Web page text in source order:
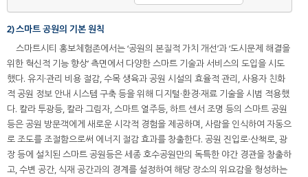
2) 스마트 공원의 기본 원칙
스마트시티 홍보체험존에서는 ‘공원의 본질적 가치 개선’과 ‘도시문제 해결을
위한 혁신적 기능 향상’ 측면에서 다양한 스마트 기술과 서비스의 도입을 시도
했다. 유지·관리 비용 절감, 수목 생육과 공원 시설의 효율적 관리, 사용자 친화
적 공원 정보 안내 시스템 구축 등을 위해 디지털·환경·재료 기술을 시범 적용했
다. 칼라 투광등, 칼라 그림자, 스마트 열주등, 하트 센서 조명 등의 스마트 공원
등은 공원 방문객에게 새로운 시각적 경험을 제공하며, 사람을 인식하여 자동으
로 조도를 조절함으로써 에너지 절감 효과를 창출한다. 공원 진입로·산책로, 광
장 등에 설치된 스마트 공원등은 세종 호수공원만의 독특한 야간 경관을 창출하
고, 수변 공간, 식재 공간과의 경계를 설정하여 해당 장소의 위요감을 형성하는